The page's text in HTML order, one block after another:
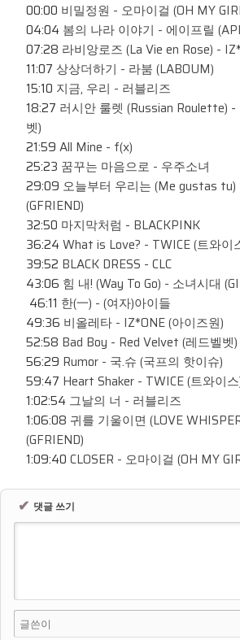
00:00 비밀정원 - 오마이걸 (OH MY
04:04 봄의 나라 이야기 - 에이프릴
07:28 라비앙로즈 (La Vie en Rose) -
11:07 상상더하기 - 라붐 (LABOUM)
15:10 지금, 우리 - 러블리즈
18:27 러시안 룰렛 (Russian Roulette)
벳)
21:59 All Mine - f(x)
25:23 꿈꾸는 마음으로 - 우주소녀
29:09 오늘부터 우리는 (Me gustas tu)
(GFRIEND)
32:50 마지막처럼 - BLACKPINK
36:24 What is Love? - TWICE (트와이
39:52 BLACK DRESS - CLC
43:06 힘 내! (Way To Go) - 소녀시대
46:11 한(一) - (여자)아이들
49:36 비올레타 - IZ*ONE (아이즈원)
52:58 Bad Boy - Red Velvet (레드벨벳)
56:29 Rumor - 국.슈 (국프의 핫이슈)
59:47 Heart Shaker - TWICE (트와이
1:02:54 그날의 너 - 러블리즈
1:06:08 귀를 기울이면 (LOVE
(GFRIEND)
1:09:40 CLOSER - 오마이걸 (OH MY
✔ 댓글 쓰기